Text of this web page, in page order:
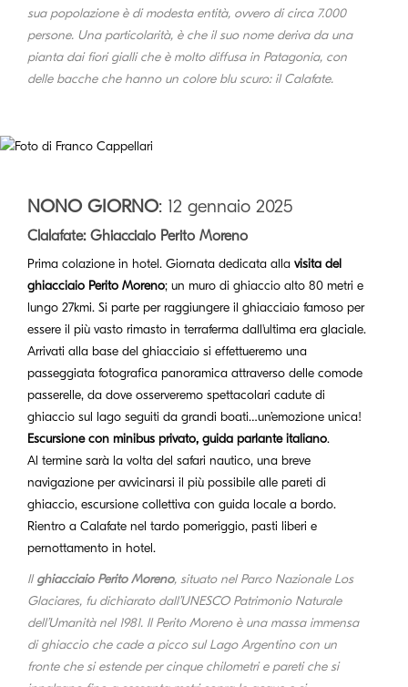
sua popolazione è di modesta entità, ovvero di circa 7.000
persone. Una particolarità, è che il suo nome deriva da una
pianta dai fiori gialli che è molto diffusa in Patagonia, con
delle bacche che hanno un colore blu scuro: il Calafate.
NONO GIORNO: 12 gennaio 2025
Clalafate: Ghiacciaio Perito Moreno
Prima colazione in hotel. Giornata dedicata alla visita del
ghiacciaio Perito Moreno; un muro di ghiaccio alto 80 metri e
lungo 27kmi. Si parte per raggiungere il ghiacciaio famoso per
essere il più vasto rimasto in terraferma dall'ultima era glaciale.
Arrivati alla base del ghiacciaio si effettueremo una
passeggiata fotografica panoramica attraverso delle comode
passerelle, da dove osserveremo spettacolari cadute di
ghiaccio sul lago seguiti da grandi boati…un’emozione unica!
Escursione con minibus privato, guida parlante italiano.
Al termine sarà la volta del safari nautico, una breve
navigazione per avvicinarsi il più possibile alle pareti di
ghiaccio, escursione collettiva con guida locale a bordo.
Rientro a Calafate nel tardo pomeriggio, pasti liberi e
pernottamento in hotel.
Ilghiacciaio Perito Moreno, situato nel Parco Nazionale Los
Glaciares, fu dichiarato dall’UNESCO Patrimonio Naturale
dell’Umanità nel 1981. Il Perito Moreno è una massa immensa
di ghiaccio che cade a picco sul Lago Argentino con un
fronte che si estende per cinque chilometri e pareti che si